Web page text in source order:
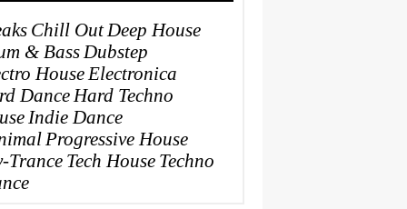
Chill Out Deep House
& Bass Dubstep
House Electronica
Dance Hard Techno
Indie Dance
Progressive House
Trance Tech House Techno